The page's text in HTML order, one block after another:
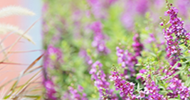
学籍管理
实践教学
对外交流
培养工作
毕业学位
政策文件